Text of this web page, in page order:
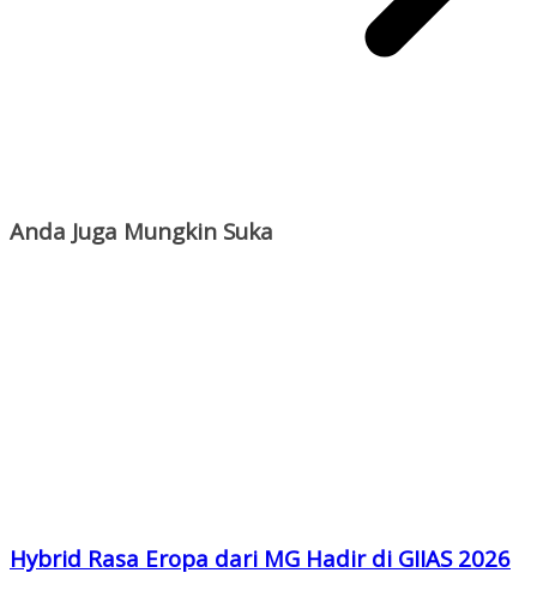
Anda Juga Mungkin Suka
Hybrid Rasa Eropa dari MG Hadir di GIIAS 2026